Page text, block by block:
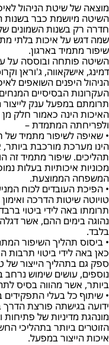
מוצאה של שיטת הניהול
השיטה מיושמת כבר
חדרה רק בשנות השמונים
שמה דגש על איכות בלתי
שיפור מתמיד בארגון.
השיטה פותחה ובוססה על
דמינג, אישקאווה, ג'וראן
הניהול היפנים השואפים
העקרונות הבסיסיים
תרומתם במפעל ענק לייצור
האיכות הינה כאמור חלק
ולפריחתה המתמדת –
• שאיפה לשיפור מתמיד של
הינו מערכת מורכבת
תהליכים. שיפור מתמיד זה
מכוניות איכותיות בעלות
המשפחה הממוצעת.
• הפיכת העובדים לכוח
טויוטה שיטות הדרכה
תרומתו באה לידי ביטוי
נהוגה בימים ההם, אשר
בלבד.
• ביסוס תהליך השיפור
כאן באה לידי ביטוי תרבות
ספק גם בתהליך הייצור של
נוספים, עושים שימוש
ביותר, אשר מהווה בסיס
• שיתוף כל בעלי התפקידים
ידועה בגישתה פורצת
מונהגת מדיניות של
הזוטרים ביותר בתהליכי
איכות הייצור במפעל.